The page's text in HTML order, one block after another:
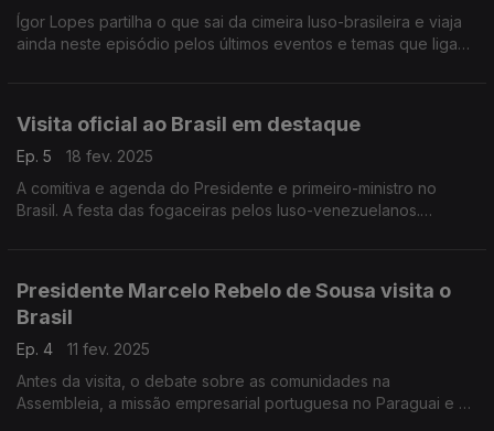
Ígor Lopes partilha o que sai da cimeira luso-brasileira e viaja
ainda neste episódio pelos últimos eventos e temas que ligam
Visita oficial ao Brasil em destaque
Ep. 5
18 fev. 2025
A comitiva e agenda do Presidente e primeiro-ministro no
Brasil. A festa das fogaceiras pelos luso-venezuelanos.
Presidente Marcelo Rebelo de Sousa visita o
Brasil
Ep. 4
11 fev. 2025
Antes da visita, o debate sobre as comunidades na
Assembleia, a missão empresarial portuguesa no Paraguai e as